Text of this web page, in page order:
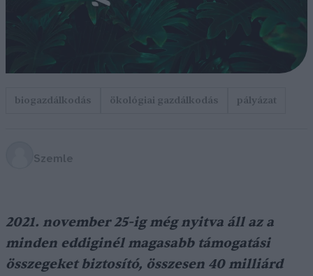
biogazdálkodás ökológiai gazdálkodás pályázat
Szemle
2021. november 25-ig még nyitva áll az a
minden eddiginél magasabb támogatási
összegeket biztosító, összesen 40 milliárd